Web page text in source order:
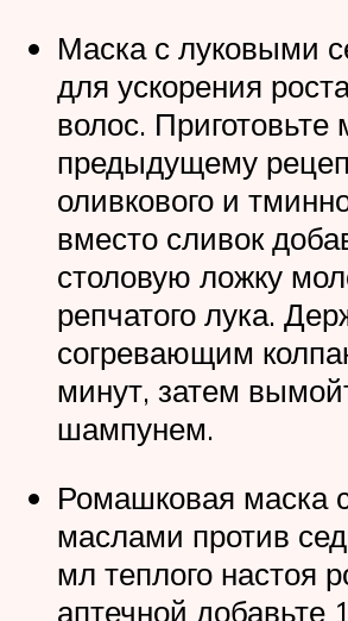
Маска с луковыми
для ускорения
волос. Приготовьте
предыдущему
оливкового и
вместо сливок
столовую ложку
репчатого лука.
согревающим
минут, затем
шампунем.
Ромашковая маска
маслами против
мл теплого настоя
аптечной добавьте